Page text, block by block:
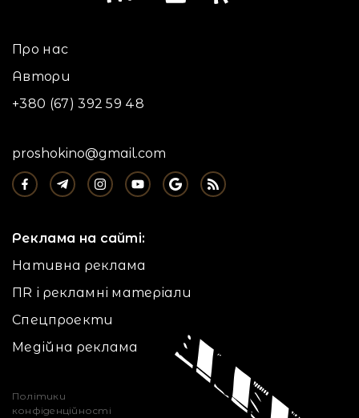
Про нас
Автори
+380 (67) 392 59 48
proshokino@gmail.com
Реклама на сайті:
Нативна реклама
ПR і рекламні матеріали
Спецпроекти
Медійна реклама
Політики
конфіденційності